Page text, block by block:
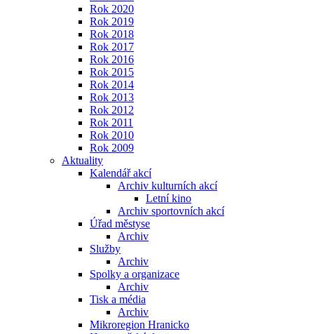
Rok 2020
Rok 2019
Rok 2018
Rok 2017
Rok 2016
Rok 2015
Rok 2014
Rok 2013
Rok 2012
Rok 2011
Rok 2010
Rok 2009
Aktuality
Kalendář akcí
Archiv kulturních akcí
Letní kino
Archiv sportovních akcí
Úřad městyse
Archiv
Služby
Archiv
Spolky a organizace
Archiv
Tisk a média
Archiv
Mikroregion Hranicko